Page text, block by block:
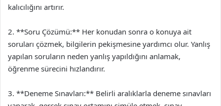
kalıcılığını artırır.
2. **Soru Çözümü:** Her konudan sonra o konuya ait
soruları çözmek, bilgilerin pekişmesine yardımcı olur. Yanlış
yapılan soruların neden yanlış yapıldığını anlamak,
öğrenme sürecini hızlandırır.
3. **Deneme Sınavları:** Belirli aralıklarla deneme sınavları